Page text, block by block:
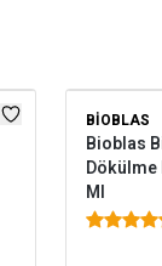
BIOBLAS
Bioblas
Dökülme
Ml